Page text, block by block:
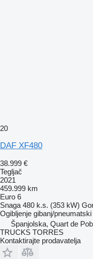
20
DAF XF480
38.999 €
Tegljač
2021
459.999 km
Euro 6
Snaga 480 k.s. (353 kW)
Ogibljenje gibanj/pneumatski
Španjolska, Quart de
TRUCKS TORRES
Kontaktirajte prodavatelja